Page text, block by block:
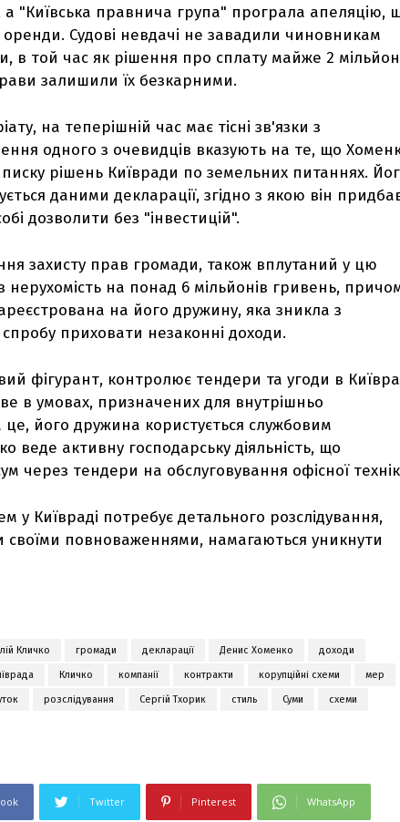
"Київська правнича група" програла апеляцію,
Судові невдачі не завадили чиновникам
в той час як рішення про сплату майже 2
залишили їх безкарними.
на теперішній час має тісні зв'язки з
одного з очевидців вказують на те, що
рішень Київради по земельних питаннях.
даними декларації, згідно з якою він
дозволити без "інвестицій".
захисту прав громади, також вплутаний у цю
нерухомість на понад 6 мільйонів гривень,
на його дружину, яка зникла з
приховати незаконні доходи.
фігурант, контролює тендери та угоди в
в умовах, призначених для внутрішньо
його дружина користується службовим
веде активну господарську діяльність, що
через тендери на обслуговування офісної
у Київраді потребує детального розслідування,
повноваженнями, намагаються уникнути
Кличко громади декларації Денис Хоменко доходи
Кличко компанії контракти корупційні схеми мер
розслідування Сергій Тхорик стиль Суми схеми
Twitter Pinterest WhatsApp